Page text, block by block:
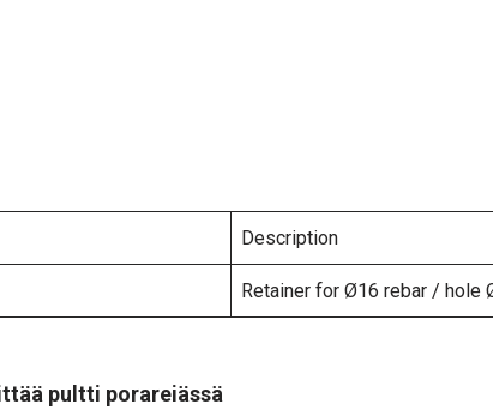
Description
Retainer for Ø16 rebar / hole
pultti porareiässä